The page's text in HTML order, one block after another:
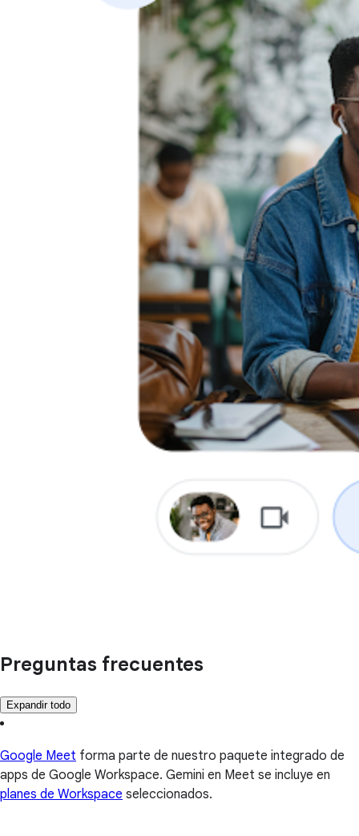
Preguntas frecuentes
Expandir todo
Google Meet forma parte de nuestro paquete integrado de
apps de Google Workspace. Gemini en Meet se incluye en
planes de Workspace seleccionados.